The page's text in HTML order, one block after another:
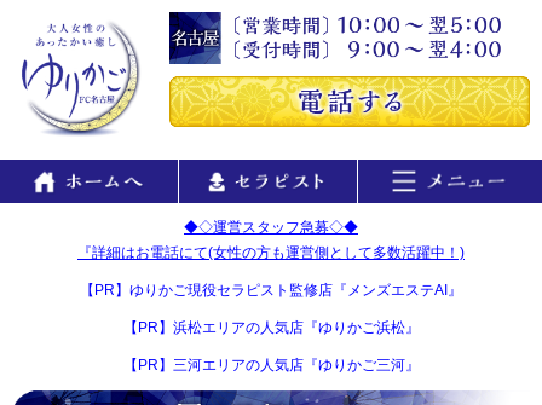
◆◇運営スタッフ急募◇◆
『詳細はお電話にて(女性の方も運営側として多数活躍中！)
【PR】ゆりかご現役セラピスト監修店『メンズエステAI』
【PR】浜松エリアの人気店『ゆりかご浜松』
【PR】三河エリアの人気店『ゆりかご三河』